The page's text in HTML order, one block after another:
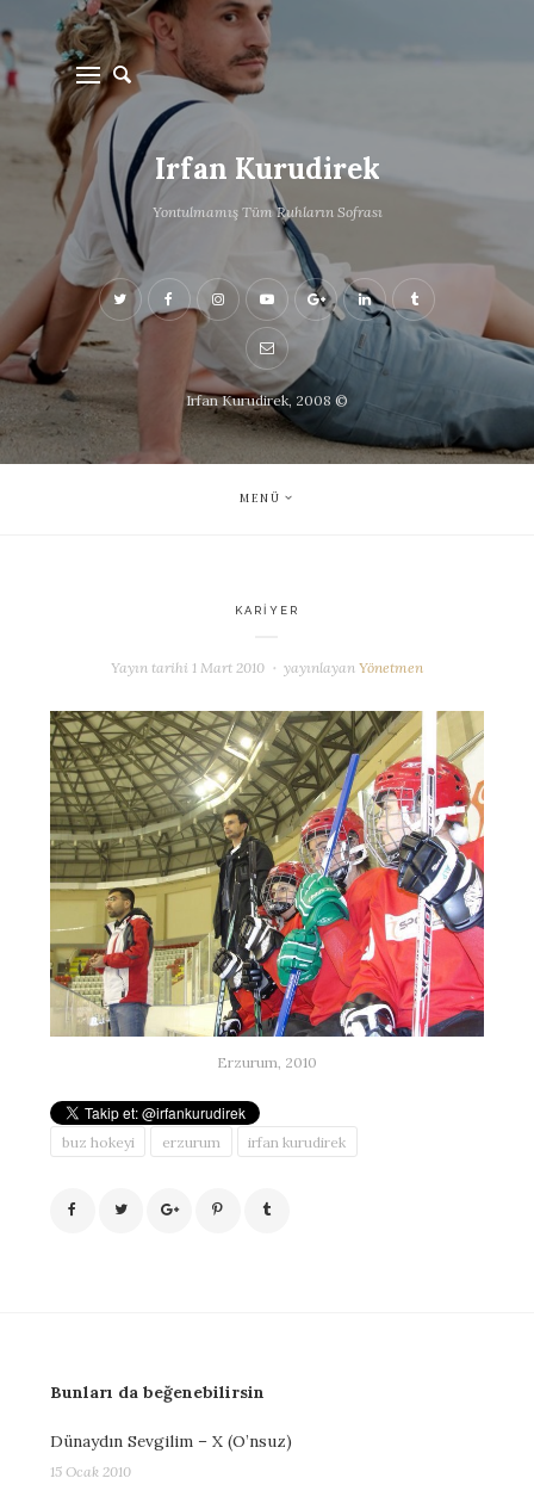
Irfan Kurudirek
Yontulmamış Tüm Ruhların Sofrası
Irfan Kurudirek, 2008 ©
MENÜ
KARIYER
Yayın tarihi 1 Mart 2010 yayınlayanYönetmen
Erzurum, 2010
buz hokeyi erzurum irfan kurudirek
Bunları da beğenebilirsin
Dünaydın Sevgilim – X (O’nsuz)
15 Ocak 2010